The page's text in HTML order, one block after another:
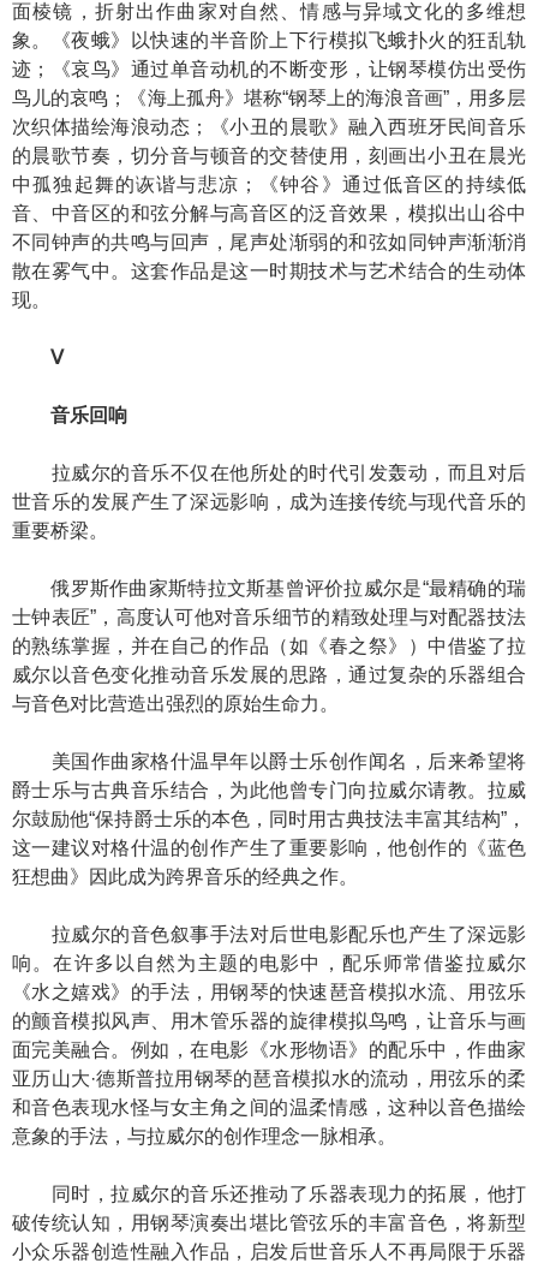
面棱镜，折射出作曲家对自然、情感与异域文化的多维想
象。《夜蛾》以快速的半音阶上下行模拟飞蛾扑火的狂乱轨
迹；《哀鸟》通过单音动机的不断变形，让钢琴模仿出受伤
鸟儿的哀鸣；《海上孤舟》堪称“钢琴上的海浪音画”，用多层
次织体描绘海浪动态；《小丑的晨歌》融入西班牙民间音乐
的晨歌节奏，切分音与顿音的交替使用，刻画出小丑在晨光
中孤独起舞的诙谐与悲凉；《钟谷》通过低音区的持续低
音、中音区的和弦分解与高音区的泛音效果，模拟出山谷中
不同钟声的共鸣与回声，尾声处渐弱的和弦如同钟声渐渐消
散在雾气中。这套作品是这一时期技术与艺术结合的生动体
现。
Ⅴ
音乐回响
拉威尔的音乐不仅在他所处的时代引发轰动，而且对后
世音乐的发展产生了深远影响，成为连接传统与现代音乐的
重要桥梁。
俄罗斯作曲家斯特拉文斯基曾评价拉威尔是“最精确的瑞
士钟表匠”，高度认可他对音乐细节的精致处理与对配器技法
的熟练掌握，并在自己的作品（如《春之祭》）中借鉴了拉
威尔以音色变化推动音乐发展的思路，通过复杂的乐器组合
与音色对比营造出强烈的原始生命力。
美国作曲家格什温早年以爵士乐创作闻名，后来希望将
爵士乐与古典音乐结合，为此他曾专门向拉威尔请教。拉威
尔鼓励他“保持爵士乐的本色，同时用古典技法丰富其结构”，
这一建议对格什温的创作产生了重要影响，他创作的《蓝色
狂想曲》因此成为跨界音乐的经典之作。
拉威尔的音色叙事手法对后世电影配乐也产生了深远影
响。在许多以自然为主题的电影中，配乐师常借鉴拉威尔
《水之嬉戏》的手法，用钢琴的快速琶音模拟水流、用弦乐
的颤音模拟风声、用木管乐器的旋律模拟鸟鸣，让音乐与画
面完美融合。例如，在电影《水形物语》的配乐中，作曲家
亚历山大·德斯普拉用钢琴的琶音模拟水的流动，用弦乐的柔
和音色表现水怪与女主角之间的温柔情感，这种以音色描绘
意象的手法，与拉威尔的创作理念一脉相承。
同时，拉威尔的音乐还推动了乐器表现力的拓展，他打
破传统认知，用钢琴演奏出堪比管弦乐的丰富音色，将新型
小众乐器创造性融入作品，启发后世音乐人不再局限于乐器